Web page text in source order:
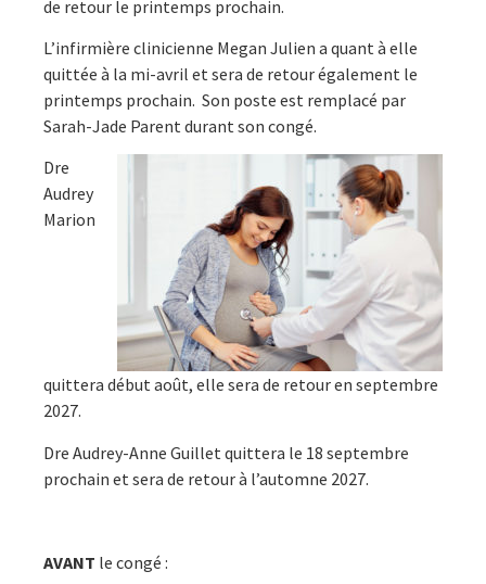
de retour le printemps prochain.
L’infirmière clinicienne Megan Julien a quant à elle
quittée à la mi-avril et sera de retour également le
printemps prochain. Son poste est remplacé par
Sarah-Jade Parent durant son congé.
Dre
Audrey
Marion
quittera début août, elle sera de retour en septembre
2027.
Dre Audrey-Anne Guillet quittera le 18 septembre
prochain et sera de retour à l’automne 2027.
AVANT le congé :